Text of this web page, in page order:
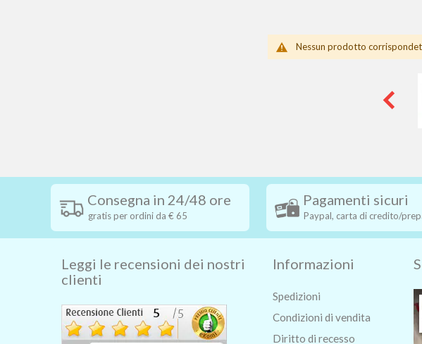
Nessun prodotto
Consegna in 24/48 ore
gratis per ordini da € 65
Pagamenti sicuri
Paypal, carta di credito/
Leggi le recensioni dei nostri
clienti
Informazioni
Spedizioni
Condizioni di vendita
Diritto di recesso